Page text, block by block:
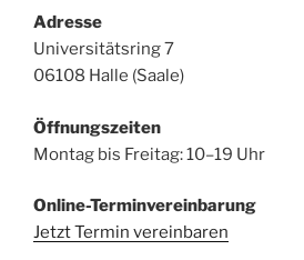
Adresse
Universitätsring 7
06108 Halle (Saale)
Öffnungszeiten
Montag bis Freitag: 10–19 Uhr
Online-Terminvereinbarung
Jetzt Termin vereinbaren